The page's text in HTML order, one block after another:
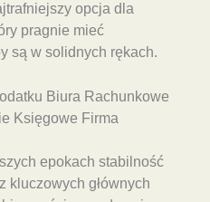
opcja dla
pragnie mieć
są w solidnych rękach.
Biura Rachunkowe
Księgowe Firma
epokach stabilność
kluczowych głównych